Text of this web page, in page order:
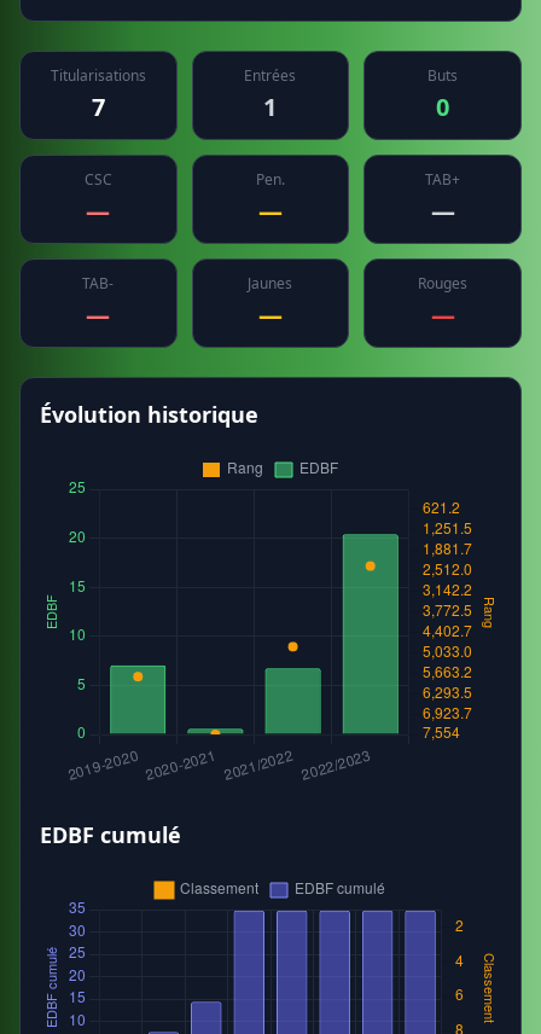
Titularisations
7
Entrées
1
Buts
0
CSC
—
Pen.
—
TAB+
—
TAB-
—
Jaunes
—
Rouges
—
Évolution historique
EDBF cumulé